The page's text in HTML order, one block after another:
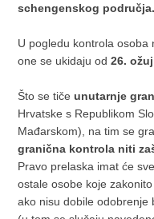
schengenskog područja.
U pogledu kontrola osoba
one se ukidaju od26.
Što se tičeunutarnje
Hrvatske s Republikom
Mađarskom), na tim se
granična kontrola niti
Pravo prelaska imat će
ostale osobe koje
ako nisu dobile odobrenje